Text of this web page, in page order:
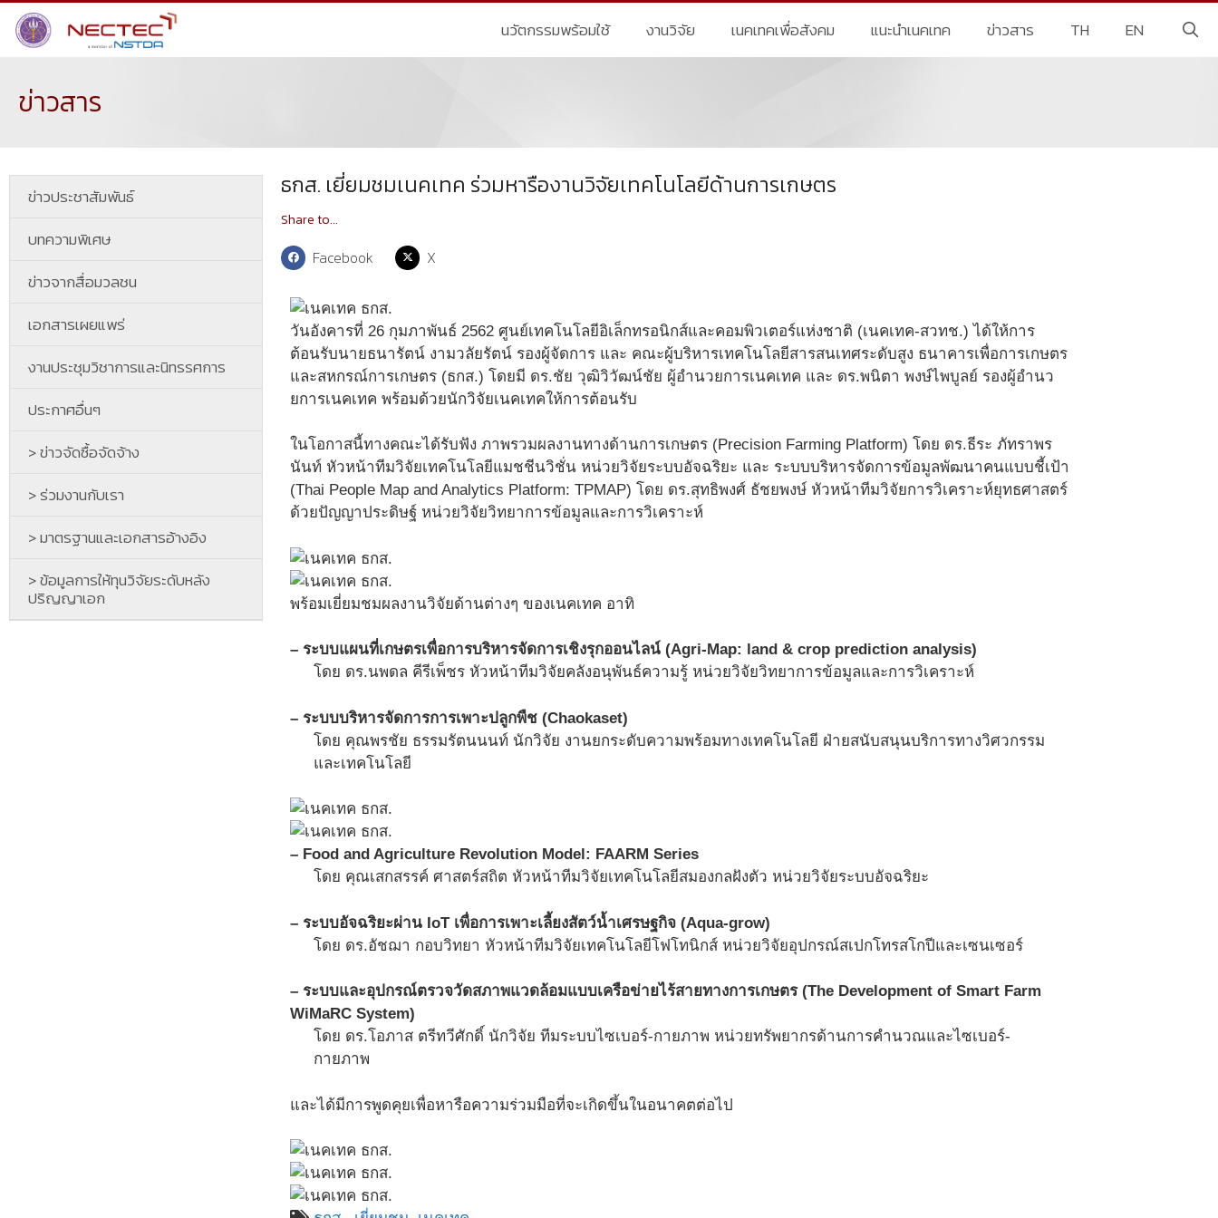
นวัตกรรมพร้อมใช้ งานวิจัย เนคเทคเพื่อสังคม แนะนำเนคเทค ข่าวสาร TH EN
ข่าวสาร
ข่าวประชาสัมพันธ์
บทความพิเศษ
ข่าวจากสื่อมวลชน
เอกสารเผยแพร่
งานประชุมวิชาการและนิทรรศการ
ประกาศอื่นๆ
> ข่าวจัดซื้อจัดจ้าง
> ร่วมงานกับเรา
> มาตรฐานและเอกสารอ้างอิง
> ข้อมูลการให้ทุนวิจัยระดับหลัง
ปริญญาเอก
ธกส. เยี่ยมชมเนคเทค ร่วมหารืองานวิจัยเทคโนโลยีด้านการเกษตร
Share to...
Facebook X
วันอังคารที่ 26 กุมภาพันธ์ 2562 ศูนย์เทคโนโลยีอิเล็กทรอนิกส์และคอมพิวเตอร์แห่งชาติ (เนคเทค-สวทช.) ได้ให้การ
ต้อนรับนายธนารัตน์ งามวลัยรัตน์ รองผู้จัดการ และ คณะผู้บริหารเทคโนโลยีสารสนเทศระดับสูง ธนาคารเพื่อการเกษตร
และสหกรณ์การเกษตร (ธกส.) โดยมี ดร.ชัย วุฒิวิวัฒน์ชัย ผู้อำนวยการเนคเทค และ ดร.พนิตา พงษ์ไพบูลย์ รองผู้อำนว
ยการเนคเทค พร้อมด้วยนักวิจัยเนคเทคให้การต้อนรับ
ในโอกาสนี้ทางคณะได้รับฟัง ภาพรวมผลงานทางด้านการเกษตร (Precision Farming Platform) โดย ดร.ธีระ ภัทราพร
นันท์ หัวหน้าทีมวิจัยเทคโนโลยีแมชชีนวิชั่น หน่วยวิจัยระบบอัจฉริยะ และ ระบบบริหารจัดการข้อมูลพัฒนาคนแบบชี้เป้า
(Thai People Map and Analytics Platform: TPMAP) โดย ดร.สุทธิพงศ์ ธัชยพงษ์ หัวหน้าทีมวิจัยการวิเคราะห์ยุทธศาสตร์
ด้วยปัญญาประดิษฐ์ หน่วยวิจัยวิทยาการข้อมูลและการวิเคราะห์
พร้อมเยี่ยมชมผลงานวิจัยด้านต่างๆ ของเนคเทค อาทิ
– ระบบแผนที่เกษตรเพื่อการบริหารจัดการเชิงรุกออนไลน์ (Agri-Map: land & crop prediction analysis)
โดย ดร.นพดล คีรีเพ็ชร หัวหน้าทีมวิจัยคลังอนุพันธ์ความรู้ หน่วยวิจัยวิทยาการข้อมูลและการวิเคราะห์
– ระบบบริหารจัดการการเพาะปลูกพืช (Chaokaset)
โดย คุณพรชัย ธรรมรัตนนนท์ นักวิจัย งานยกระดับความพร้อมทางเทคโนโลยี ฝ่ายสนับสนุนบริการทางวิศวกรรม
และเทคโนโลยี
– Food and Agriculture Revolution Model: FAARM Series
โดย คุณเสกสรรค์ ศาสตร์สถิต หัวหน้าทีมวิจัยเทคโนโลยีสมองกลฝังตัว หน่วยวิจัยระบบอัจฉริยะ
– ระบบอัจฉริยะผ่าน IoT เพื่อการเพาะเลี้ยงสัตว์น้ำเศรษฐกิจ (Aqua-grow)
โดย ดร.อัชฌา กอบวิทยา หัวหน้าทีมวิจัยเทคโนโลยีโฟโทนิกส์ หน่วยวิจัยอุปกรณ์สเปกโทรสโกปีและเซนเซอร์
– ระบบและอุปกรณ์ตรวจวัดสภาพแวดล้อมแบบเครือข่ายไร้สายทางการเกษตร (The Development of Smart Farm
WiMaRC System)
โดย ดร.โอภาส ตรีทวีศักดิ์ นักวิจัย ทีมระบบไซเบอร์-กายภาพ หน่วยทรัพยากรด้านการคำนวณและไซเบอร์-
กายภาพ
และได้มีการพูดคุยเพื่อหารือความร่วมมือที่จะเกิดขึ้นในอนาคตต่อไป